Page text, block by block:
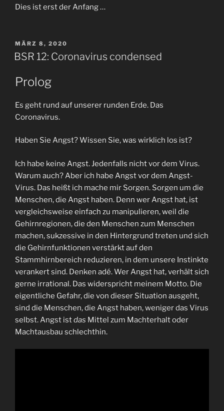
Dies ist erst der Anfang …
VERÖFFENTLICHT
AM
MÄRZ 8, 2020
BSR 12: Coronavirus condensed
Prolog
Es geht rund auf unserer runden Erde. Das
Coronavirus.
Haben Sie Angst? Wissen Sie, was wirklich los ist?
Ich habe keine Angst. Jedenfalls nicht vor dem Virus.
Warum auch? Aber ich habe Angst vor dem Angst-
Virus. Das heißt ich mache mir Sorgen. Sorgen um die
Menschen, die Angst haben. Denn wer Angst hat, ist
vergleichsweise einfach zu manipulieren, weil die
Gehirnregionen, die den Menschen zum Menschen
machen, sukzessive in den Hintergrund treten und sich
die Gehirnfunktionen verstärkt auf den
Stammhirnbereich reduzieren, in dem unsere Instinkte
verankert sind. Denken adé. Wer Angst hat, verhält sich
gerne irrational. Das widerspricht meinem Motto. Die
eigentliche Gefahr, die von dieser Situation ausgeht,
sind die Menschen, die Angst haben, weniger das Virus
selbst. Angst istdas Mittel zum Machterhalt oder
Machtausbau schlechthin.